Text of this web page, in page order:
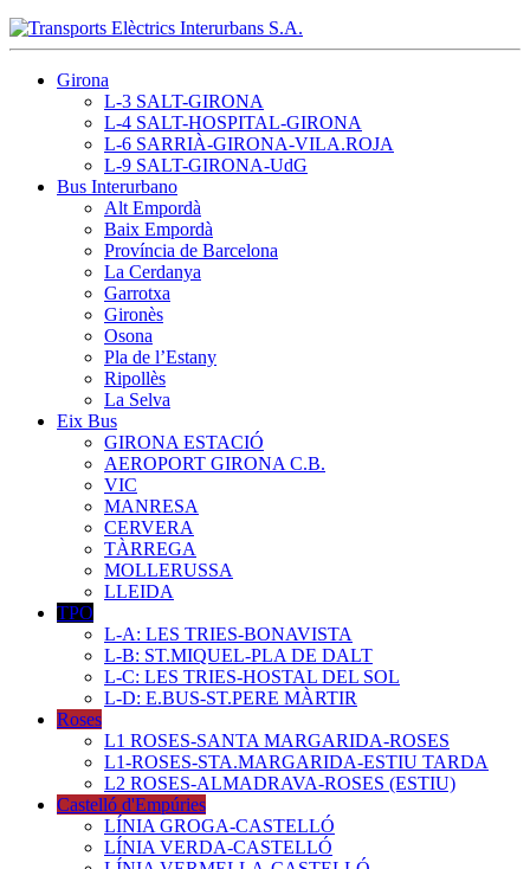
Girona
L-3 SALT-GIRONA
L-4 SALT-HOSPITAL-GIRONA
L-6 SARRIÀ-GIRONA-VILA.ROJA
L-9 SALT-GIRONA-UdG
Bus Interurbano
Alt Empordà
Baix Empordà
Província de Barcelona
La Cerdanya
Garrotxa
Gironès
Osona
Pla de l’Estany
Ripollès
La Selva
Eix Bus
GIRONA ESTACIÓ
AEROPORT GIRONA C.B.
VIC
MANRESA
CERVERA
TÀRREGA
MOLLERUSSA
LLEIDA
TPO
L-A: LES TRIES-BONAVISTA
L-B: ST.MIQUEL-PLA DE DALT
L-C: LES TRIES-HOSTAL DEL SOL
L-D: E.BUS-ST.PERE MÀRTIR
Roses
L1 ROSES-SANTA MARGARIDA-ROSES
L1-ROSES-STA.MARGARIDA-ESTIU TARDA
L2 ROSES-ALMADRAVA-ROSES (ESTIU)
Castelló d'Empúries
LÍNIA GROGA-CASTELLÓ
LÍNIA VERDA-CASTELLÓ